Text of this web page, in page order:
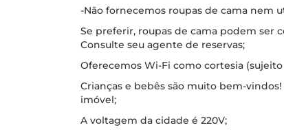
-Não fornecemos roupas de cama nem
Se preferir, roupas de cama podem ser
Consulte seu agente de reservas;
Oferecemos Wi-Fi como cortesia (sujeito
Crianças e bebês são muito bem-
imóvel;
A voltagem da cidade é 220V;